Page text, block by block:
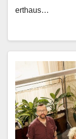
erthaus…